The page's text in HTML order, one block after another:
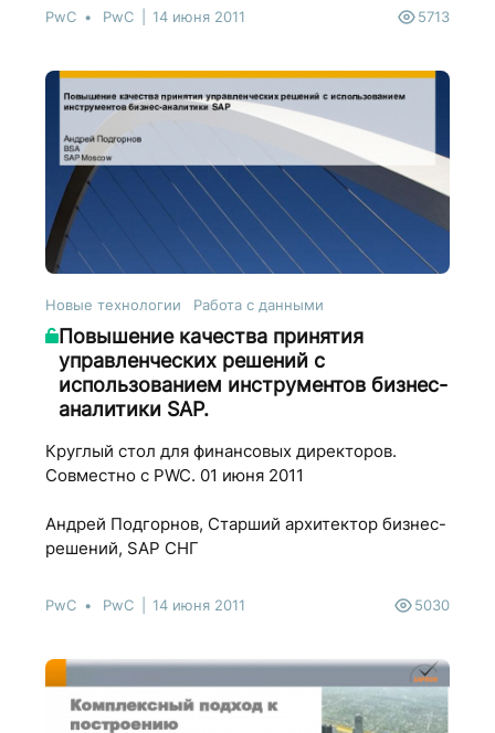
PwC PwC 14 июня 2011 5713
Новые технологии Работа с данными
Повышение качества принятия
управленческих решений с
использованием инструментов бизнес-
аналитики SAP.
Круглый стол для финансовых директоров.
Совместно с PWC. 01 июня 2011
Андрей Подгорнов, Старший архитектор бизнес-
решений, SAP СНГ
PwC PwC 14 июня 2011 5030